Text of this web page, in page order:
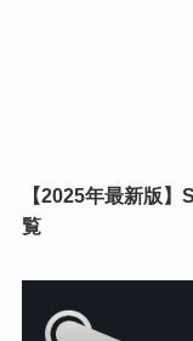
【2025年最新版
覧